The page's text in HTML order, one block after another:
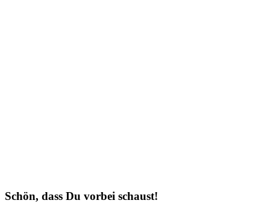
Schön, dass Du vorbei schaust!